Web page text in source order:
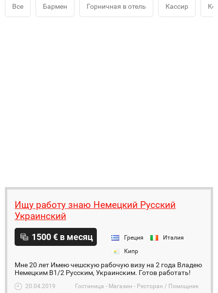
Все Бармен Горничная в отель Кассир
Ищу работу знаю Немецкий Русский
Украинский
1500 € в месяц Греция
Италия
Кипр
Мне 20 лет Имею чешскую рабочую визу на 2 года Владею
Немецким B1/2 Русским, Украинским. Готов работать!
20.04.2019 Гостиница - Магазин - Ресторан / Помощник